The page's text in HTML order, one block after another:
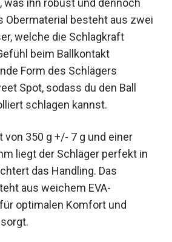
was ihn robust und dennoch
Obermaterial besteht aus
welche die Schlagkraft
beim Ballkontakt
Form des Schlägers
Spot, sodass du den Ball
schlagen kannst.
350 g +/- 7 g und einer
liegt der Schläger perfekt in
das Handling. Das
aus weichem EVA-
optimalen Komfort und